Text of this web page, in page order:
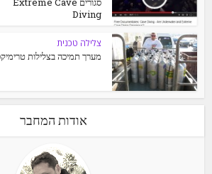
Diving
צלילה טכנית
מערך תמיכה בצלילות
אודות המחבר